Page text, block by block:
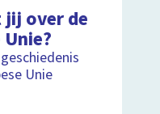
over de
Unie